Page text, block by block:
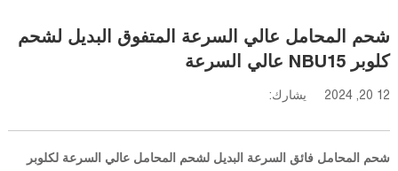
شحم المحامل عالي السرعة المتفوق البديل لشحم
كلوبر NBU15 عالي السرعة
12 20, 2024 يشارك:
شحم المحامل فائق السرعة البديل لشحم المحامل عالي السرعة لكلوبر